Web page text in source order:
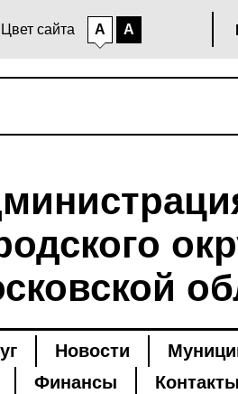
Цвет сайта A A
Новости
Финансы